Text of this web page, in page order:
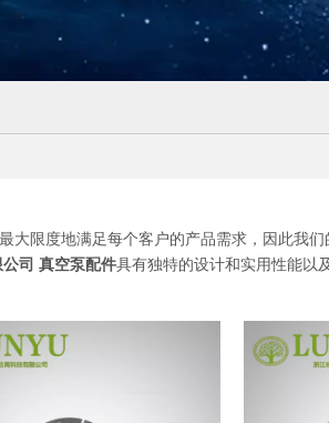
大限度地满足每个客户的产品需求，因此我们
司 真空泵配件具有独特的设计和实用性能以